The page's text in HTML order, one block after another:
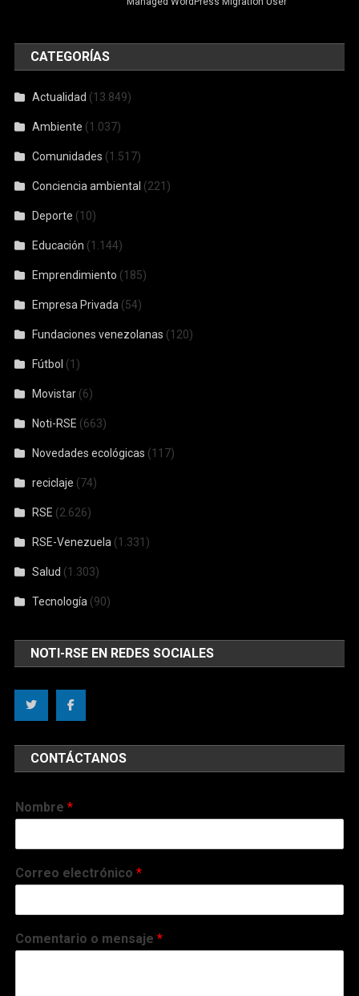
CATEGORÍAS
Actualidad (13.849)
Ambiente (1.037)
Comunidades (1.517)
Conciencia ambiental (221)
Deporte (10)
Educación (1.144)
Emprendimiento (185)
Empresa Privada (54)
Fundaciones venezolanas (120)
Fútbol (1)
Movistar (6)
Noti-RSE (663)
Novedades ecológicas (117)
reciclaje (74)
RSE (2.626)
RSE-Venezuela (1.331)
Salud (1.303)
Tecnología (90)
NOTI-RSE EN REDES SOCIALES
CONTÁCTANOS
Nombre*
Correo electrónico*
Comentario o mensaje*